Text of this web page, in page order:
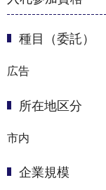
種目（委託）
広告
所在地区分
市内
企業規模